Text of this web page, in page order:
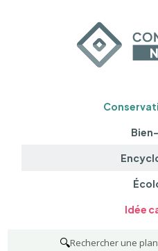
Idée
🔍Rechercher une